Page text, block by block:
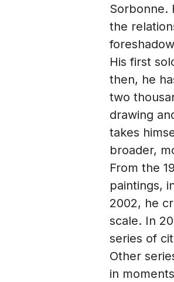
Sorbonne.
the
His first
then, he
two
drawing
takes
broader,
From the
paintings,
2002, he
scale. In
series of
Other
in